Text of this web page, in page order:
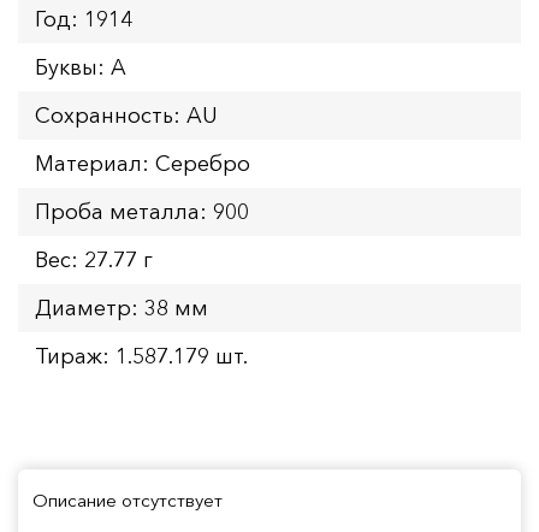
Год: 1914
Буквы: A
Сохранность: AU
Материал: Серебро
Проба металла: 900
Вес: 27.77 г
Диаметр: 38 мм
Тираж: 1.587.179 шт.
Описание отсутствует